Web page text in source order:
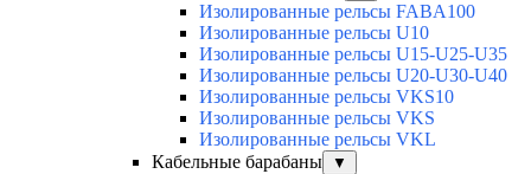
Изолированные рельсы FABA100
Изолированные рельсы U10
Изолированные рельсы U15-U25-U35
Изолированные рельсы U20-U30-U40
Изолированные рельсы VKS10
Изолированные рельсы VKS
Изолированные рельсы VKL
Кабельные барабаны
▼